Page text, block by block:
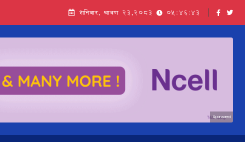
शनिबार, श्रावण २३,२०८३ 05:46:44
Sponsored